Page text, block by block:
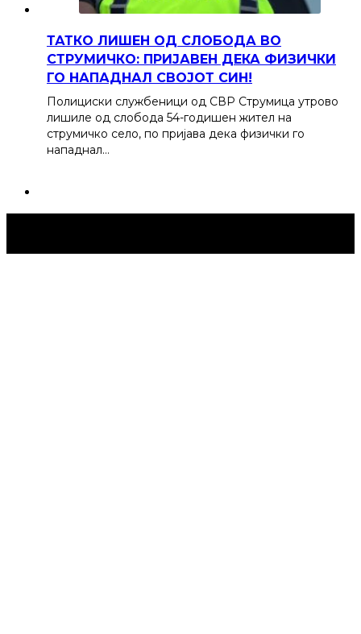
ТАТКО ЛИШЕН ОД СЛОБОДА ВО
СТРУМИЧКО: ПРИЈАВЕН ДЕКА ФИЗИЧКИ
ГО НАПАДНАЛ СВОЈОТ СИН!
Полициски службеници од СВР Струмица утрово
лишиле од слобода 54-годишен жител на
струмичко село, по пријава дека физички го
нападнал…